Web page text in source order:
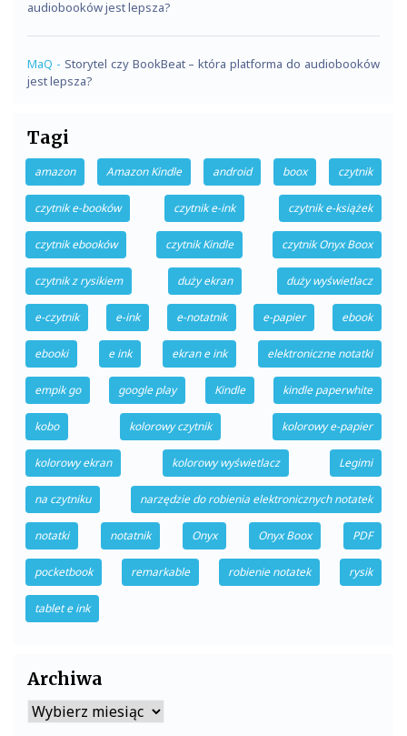
audiobooków jest lepsza?
MaQ - Storytel czy BookBeat – która platforma do audiobooków
jest lepsza?
Tagi
amazon Amazon Kindle android boox czytnik
czytnik e-booków czytnik e-ink czytnik e-książek
czytnik ebooków czytnik Kindle czytnik Onyx Boox
czytnik z rysikiem duży ekran duży wyświetlacz
e-czytnik e-ink e-notatnik e-papier ebook
ebooki e ink ekran e ink elektroniczne notatki
empik go google play Kindle kindle paperwhite
kobo kolorowy czytnik kolorowy e-papier
kolorowy ekran kolorowy wyświetlacz Legimi
na czytniku narzędzie do robienia elektronicznych notatek
notatki notatnik Onyx Onyx Boox PDF
pocketbook remarkable robienie notatek rysik
tablet e ink
Archiwa
Archiwa